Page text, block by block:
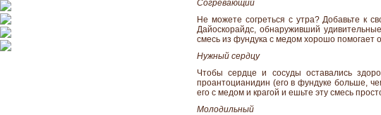
Согревающий
Не можете согреться с утра? Добавьте к
Дайоскорайдс, обнаруживший
смесь из фундука с медом хорошо помогает
Нужный сердцу
Чтобы сердце и сосуды оставались
проантоцианидин (его в фундуке больше,
его с медом и крагой и ешьте эту смесь
Молодильный